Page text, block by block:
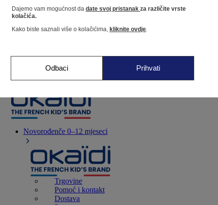
Dućan
Novorođenče 0–12 mjeseci
Trgovine
Pomoć i kontakt
Dostava
Dajemo vam mogućnost da date svoj pristanak za različite vrste
kolačića.
Kako biste saznali više o kolačićima, kliknite ovdje.
Odbaci Prihvati